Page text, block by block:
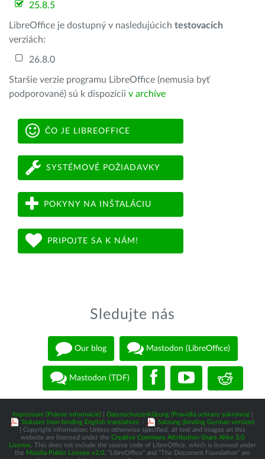
25.8.5
LibreOffice je dostupný v nasledujúcich testovacích
verziách:
26.8.0
Staršie verzie programu LibreOffice (nemusia byť
podporované) sú k dispozícii v archíve
ČO JE LIBREOFFICE
SYSTÉMOVÉ POŽIADAVKY
POKYNY NA INŠTALÁCIU
PRIPOJTE SA K NÁM!
Sledujte nás
Our blog Mastodon (LibreOffice)
Mastodon (TDF)
Impressum (Právne informácie)| Datenschutzerklärung (Pravidlá ochrany súkromia)|
Statutes (non-binding English translation) -
Satzung (binding German version)
| Copyright information: Unless otherwise specified, all text and images on this
website are licensed under the Creative Commons Attribution-Share Alike 3.0
License . This does not include the source code of LibreOffice, which is licensed under
the Mozilla Public License v2.0 . “LibreOffice” and “The Document Foundation” are